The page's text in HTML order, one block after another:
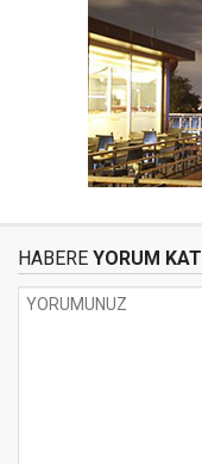
HABERE YORUM KAT